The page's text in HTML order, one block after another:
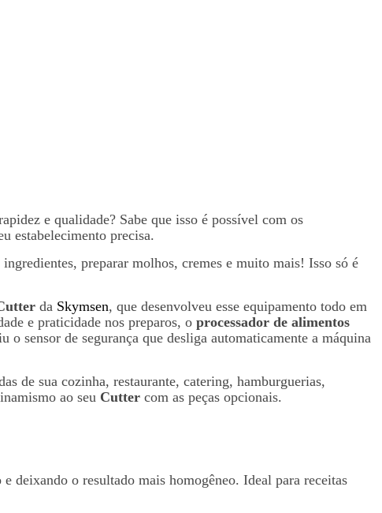
e qualidade? Sabe que isso é possível com os
estabelecimento precisa.
preparar molhos, cremes e muito mais! Isso só é
da Skymsen, que desenvolveu esse equipamento todo em
e praticidade nos preparos, o processador de alimentos
o sensor de segurança que desliga automaticamente a máquina
de sua cozinha, restaurante, catering, hamburguerias,
ao seu Cutter com as peças opcionais.
deixando o resultado mais homogêneo. Ideal para receitas